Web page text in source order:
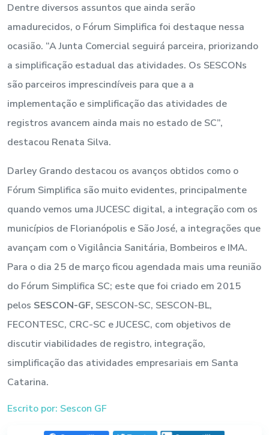
Dentre diversos assuntos que ainda serão
amadurecidos, o Fórum Simplifica foi destaque nessa
ocasião. “A Junta Comercial seguirá parceira, priorizando
a simplificação estadual das atividades. Os SESCONs
são parceiros imprescindíveis para que a a
implementação e simplificação das atividades de
registros avancem ainda mais no estado de SC”,
destacou Renata Silva.
Darley Grando destacou os avanços obtidos como o
Fórum Simplifica são muito evidentes, principalmente
quando vemos uma JUCESC digital, a integração com os
municípios de Florianópolis e São José, a integrações que
avançam com o Vigilância Sanitária, Bombeiros e IMA.
Para o dia 25 de março ficou agendada mais uma reunião
do Fórum Simplifica SC; este que foi criado em 2015
pelos SESCON-GF, SESCON-SC, SESCON-BL,
FECONTESC, CRC-SC e JUCESC, com objetivos de
discutir viabilidades de registro, integração,
simplificação das atividades empresariais em Santa
Catarina.
Escrito por: Sescon GF